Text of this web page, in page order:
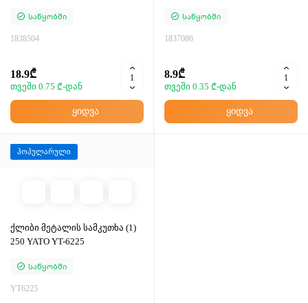
Საწყობში
1838504
18.9₾
თვეში 0.75 ₾-დან
ყიდვა
Საწყობში
1837086
8.9₾
თვეში 0.35 ₾-დან
ყიდვა
პოპულარული
ქლიბი მეტალის სამკუთხა (1)
250 YATO YT-6225
Საწყობში
YT6225